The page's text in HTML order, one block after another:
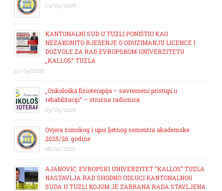
25/05/2026
KANTONALNI SUD U TUZLI PONIŠTIO KAO
NEZAKONITO RJEŠENJE O ODUZIMANJU LICENCE I
DOZVOLE ZA RAD EVROPSKOM UNIVERZITETU
„KALLOS“ TUZLA
12/05/2026
„Onkološka fizioterapija – savremeni pristupi u
rehabilitaciji“ – stručna radionica
05/05/2026
Ovjera zimskog i upis ljetnog semestra akademske
2025/26. godine
06/01/2026
AJANOVIĆ: EVROPSKI UNIVERZITET “KALLOS” TUZLA
NASTAVLJA RAD SHODNO ODLUCI KANTONALNOG
SUDA U TUZLI KOJOM JE ZABRANA RADA STAVLJENA